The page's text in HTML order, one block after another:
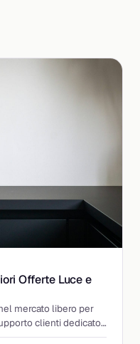
Offerte Luce e
mercato libero per
clienti dedicato